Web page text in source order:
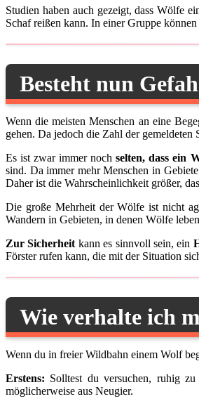
Studien haben auch gezeigt, dass Wölfe
Schaf reißen kann. In einer Gruppe
Besteht nun
Wenn die meisten Menschen an eine
gehen. Da jedoch die Zahl der
Es ist zwar immer nochselten, dass ein
sind. Da immer mehr Menschen in
Daher ist die Wahrscheinlichkeit größer,
Die große Mehrheit der Wölfe ist nicht
Wandern in Gebieten, in denen Wölfe
Zur Sicherheit kann es sinnvoll sein, ein
Förster rufen kann, die mit der Situation
Wie verhalte ich
Wenn du in freier Wildbahn einem Wolf
Erstens: Solltest du versuchen, ruhig
möglicherweise aus Neugier.